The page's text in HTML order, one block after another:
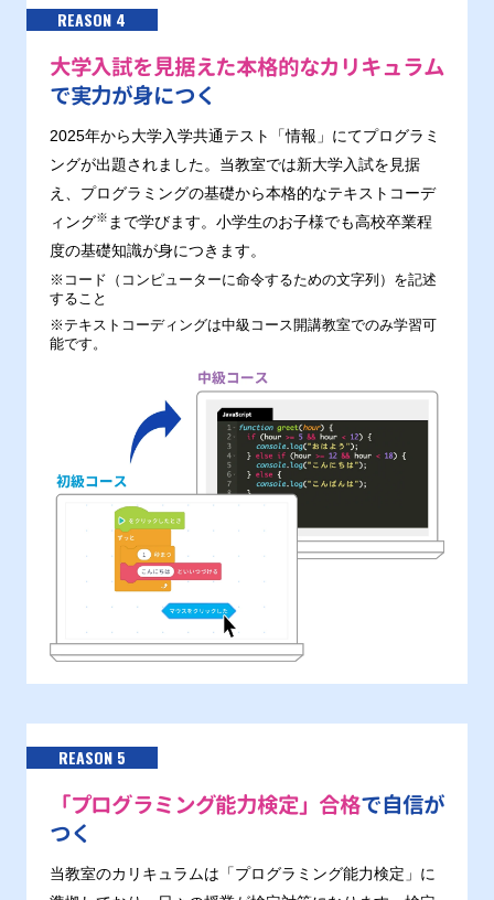
REASON 4
大学入試を見据えた本格的なカリキュラム
で実力が身につく
2025年から大学入学共通テスト「情報」にてプログラミ
ングが出題されました。当教室では新大学入試を見据
え、プログラミングの基礎から本格的なテキストコーデ
ィング※ まで学びます。小学生のお子様でも高校卒業程
度の基礎知識が身につきます。
※コード（コンピューターに命令するための文字列）を記述
すること
※テキストコーディングは中級コース開講教室でのみ学習可
能です。
REASON 5
「プログラミング能力検定」合格で自信が
つく
当教室のカリキュラムは「プログラミング能力検定」に